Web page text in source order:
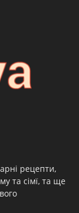
рецепти,
та сімї, та ще